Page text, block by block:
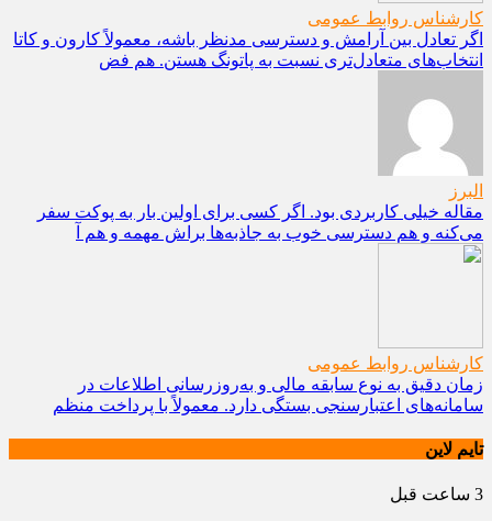
کارشناس روابط عمومی
اگر تعادل بین آرامش و دسترسی مدنظر باشه، معمولاً کارون و کاتا
انتخاب‌های متعادل‌تری نسبت به پاتونگ هستن. هم فض
البرز
مقاله خیلی کاربردی بود. اگر کسی برای اولین بار به پوکت سفر
می‌کنه و هم دسترسی خوب به جاذبه‌ها براش مهمه و هم آ
کارشناس روابط عمومی
زمان دقیق به نوع سابقه مالی و به‌روزرسانی اطلاعات در
سامانه‌های اعتبارسنجی بستگی دارد. معمولاً با پرداخت منظم
تایم لاین
3 ساعت قبل